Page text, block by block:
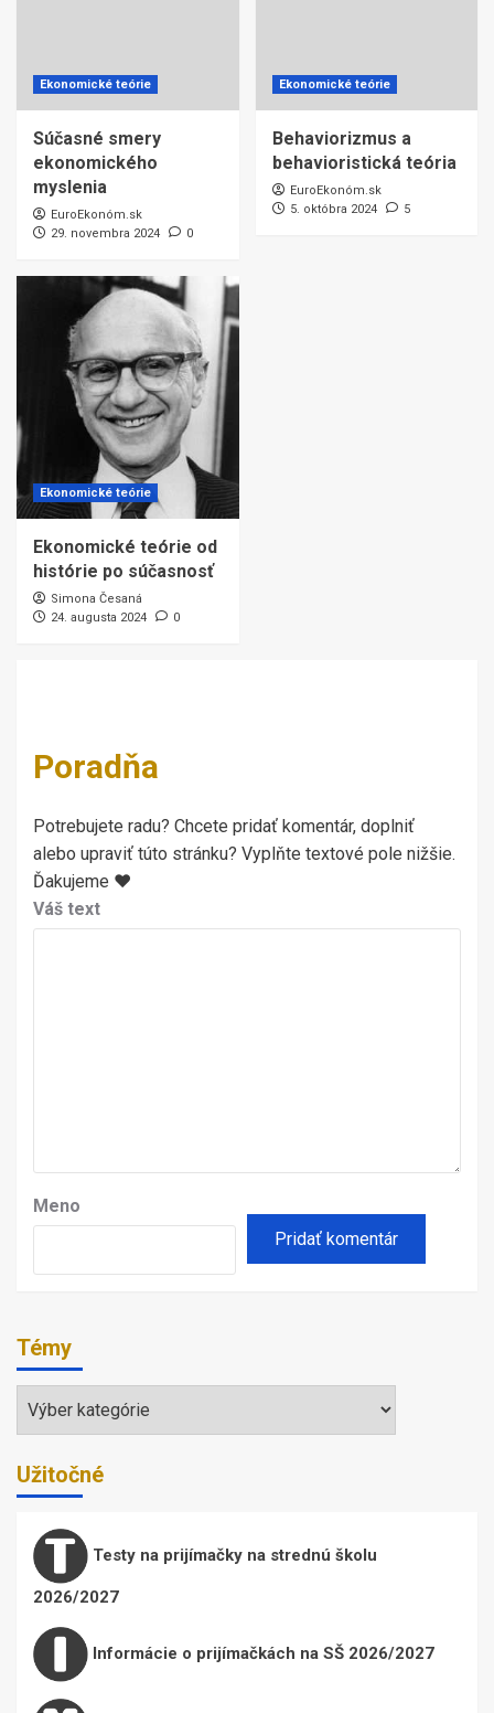
Ekonomické teórie
Súčasné smery
ekonomického
myslenia
EuroEkonóm.sk
29. novembra 2024
0
Ekonomické teórie
Behaviorizmus a
behavioristická teória
EuroEkonóm.sk
5. októbra 2024
5
Ekonomické teórie
Ekonomické teórie od
histórie po súčasnosť
Simona Česaná
24. augusta 2024
0
Poradňa
Potrebujete radu? Chcete pridať komentár, doplniť
alebo upraviť túto stránku? Vyplňte textové pole nižšie.
Ďakujeme ♥
Váš text
Meno
Témy
Témy
Užitočné
Testy na prijímačky na strednú školu
2026/2027
Informácie o prijímačkách na SŠ 2026/2027